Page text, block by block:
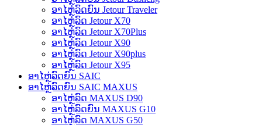
ອາໄຫຼ່ລົດຍົນ Jetour Traveler
ອາໄຫຼ່ລົດ Jetour X70
ອາໄຫຼ່ລົດ Jetour X70Plus
ອາໄຫຼ່ລົດ Jetour X90
ອາໄຫຼ່ລົດ Jetour X90plus
ອາໄຫຼ່ລົດ Jetour X95
ອາໄຫຼ່ລົດຍົນ SAIC
ອາໄຫຼ່ລົດຍົນ SAIC MAXUS
ອາໄຫຼ່ລົດ MAXUS D90
ອາໄຫຼ່ລົດຍົນ MAXUS G10
ອາໄຫຼ່ລົດ MAXUS G50